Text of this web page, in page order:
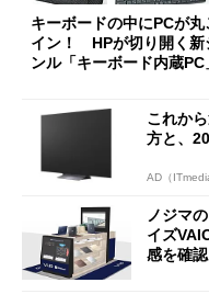
キーボードの中にPCが丸
イン！ HPが切り開く新
ンル「キーボード内蔵PC
これか
方と、
AD（
ノジマ
イズ
感を確